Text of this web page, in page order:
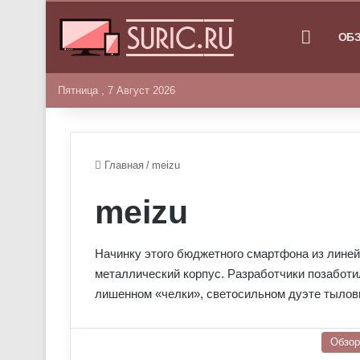
Пятница , 7 Август 2026
Главная / meizu
meizu
Начинку этого бюджетного смартфона из
металлический корпус. Разработчики
лишенном «челки», светосильном дуэте